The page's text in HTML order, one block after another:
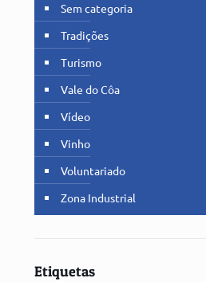
Sem categoria
Tradições
Turismo
Vale do Côa
Vídeo
Vinho
Voluntariado
Zona Industrial
Etiquetas